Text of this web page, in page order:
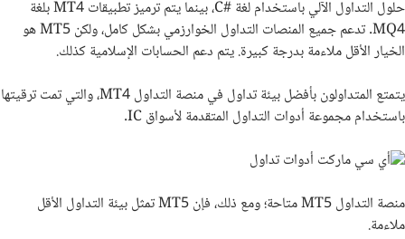
حلول التداول الآلي باستخدام لغة #C، بينما يتم ترميز تطبيقاتMT4بلغة
MQ4. تدعم جميع المنصات التداول الخوارزمي بشكل كامل، ولكنMT5هو
الخيار الأقل ملاءمة بدرجة كبيرة. يتم دعم الحسابات الإسلامية كذلك.
يتمتع المتداولون بأفضل بيئة تداول في منصة التداولMT4، والتي تمت ترقيتها
باستخدام مجموعة أدوات التداول المتقدمة لأسواقIC
.
منصة التداولMT5متاحة؛ ومع ذلك، فإنMT5تمثل بيئة التداول الأقل
ملاءمة.